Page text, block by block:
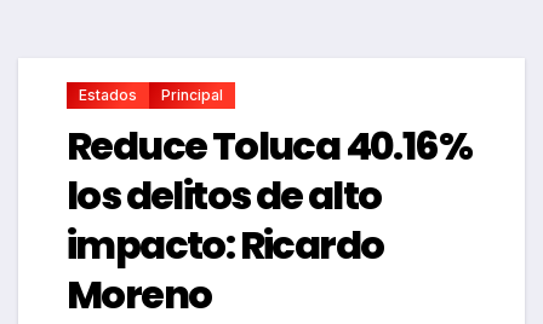
Estados Principal
Reduce Toluca 40.16%
los delitos de alto
impacto: Ricardo
Moreno